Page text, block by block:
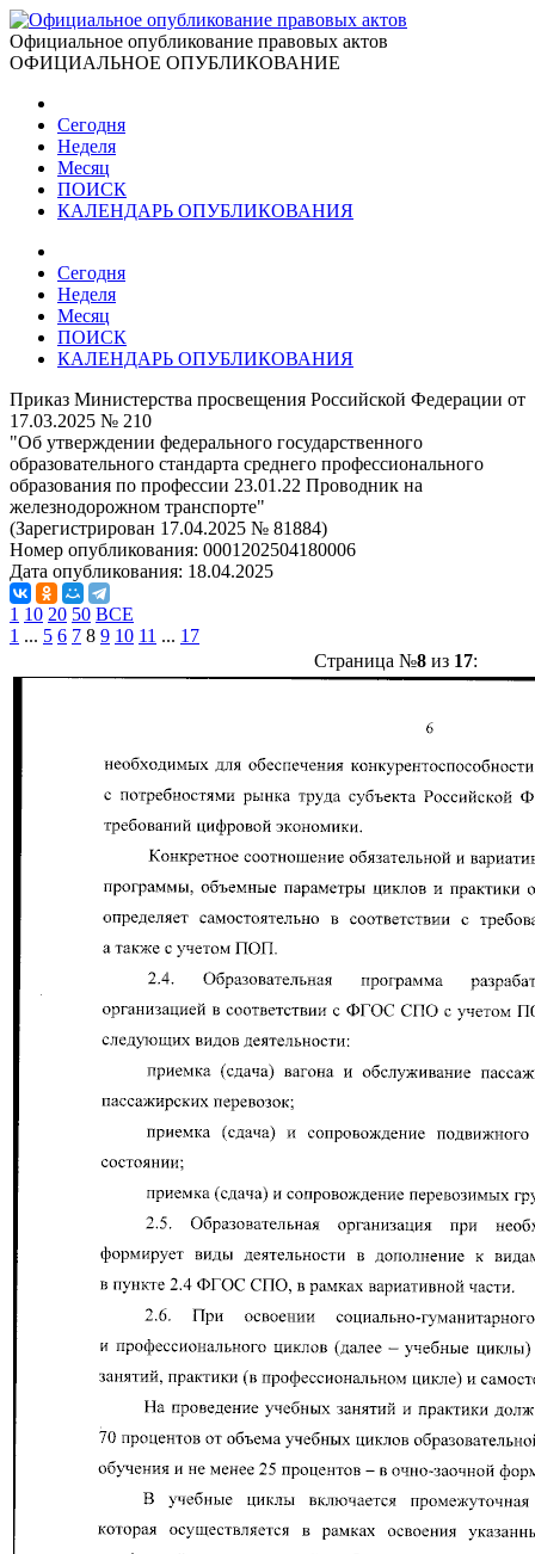
Официальное опубликование правовых актов
ОФИЦИАЛЬНОЕ ОПУБЛИКОВАНИЕ
Сегодня
Неделя
Месяц
ПОИСК
КАЛЕНДАРЬ ОПУБЛИКОВАНИЯ
Сегодня
Неделя
Месяц
ПОИСК
КАЛЕНДАРЬ ОПУБЛИКОВАНИЯ
Приказ Министерства просвещения Российской Федерации от
17.03.2025 № 210
"Об утверждении федерального государственного
образовательного стандарта среднего профессионального
образования по профессии 23.01.22 Проводник на
железнодорожном транспорте"
(Зарегистрирован 17.04.2025 № 81884)
Номер опубликования: 0001202504180006
Дата опубликования: 18.04.2025
1 10 20 50 ВСЕ
1 ... 5 6 7 8 9 10 11 ... 17
Страница №8из 17: